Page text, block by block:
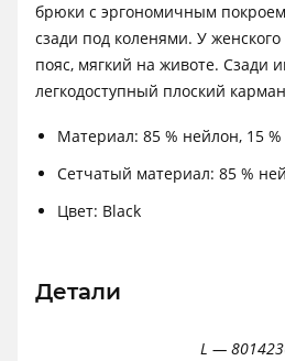
брюки с эргономичным
сзади под коленями. У
пояс, мягкий на животе. Сзади
легкодоступный плоский
Материал: 85 % нейлон, 15 %
Сетчатый материал: 85 %
Цвет: Black
Детали
L —